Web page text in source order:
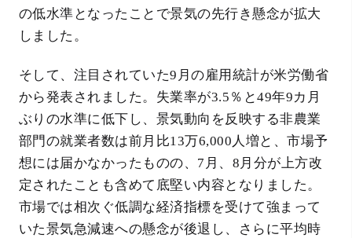
の低水準となったことで景気の先行き懸念が拡大
しました。
そして、注目されていた9月の雇用統計が米労働省
から発表されました。失業率が3.5％と49年9カ月
ぶりの水準に低下し、景気動向を反映する非農業
部門の就業者数は前月比13万6,000人増と、市場予
想には届かなかったものの、7月、8月分が上方改
定されたことも含めて底堅い内容となりました。
市場では相次ぐ低調な経済指標を受けて強まって
いた景気急減速への懸念が後退し、さらに平均時